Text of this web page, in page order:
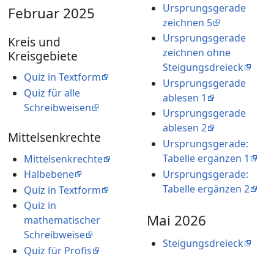
Februar 2025
Kreis und
Kreisgebiete
Quiz in Textform
Quiz für alle
Schreibweisen
Mittelsenkrechte
Mittelsenkrechte
Halbebene
Quiz in Textform
Quiz in
mathematischer
Schreibweise
Quiz für Profis
Ursprungsgerade
zeichnen 5
Ursprungsgerade
zeichnen ohne
Steigungsdreieck
Ursprungsgerade
ablesen 1
Ursprungsgerade
ablesen 2
Ursprungsgerade:
Tabelle ergänzen 1
Ursprungsgerade:
Tabelle ergänzen 2
Mai 2026
Steigungsdreieck